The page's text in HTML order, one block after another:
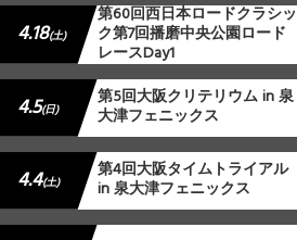
4.18(土)
第60回西日本ロードクラシッ
ク第7回播磨中央公園ロード
レースDay1
4.5(日) 第5回大阪クリテリウム in 泉
大津フェニックス
4.4(土) 第4回大阪タイムトライアル
in 泉大津フェニックス